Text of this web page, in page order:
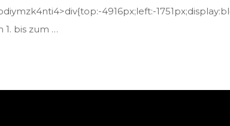
4916px;left:-
1. bis zum …